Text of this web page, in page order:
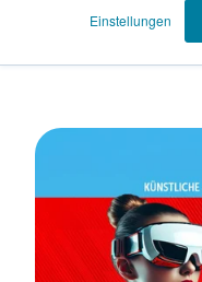
Einstellungen